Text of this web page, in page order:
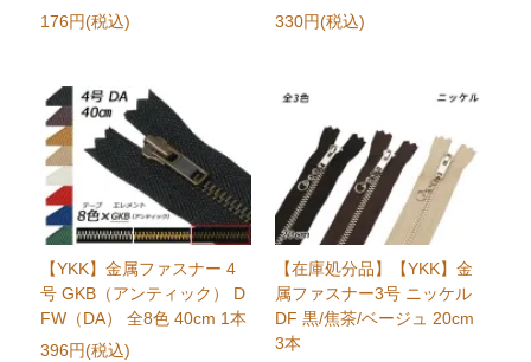
176円(税込)
330円(税込)
【YKK】金属ファスナー 4
号 GKB（アンティック） D
FW（DA） 全8色 40cm 1本
396円(税込)
【在庫処分品】【YKK】金
属ファスナー3号 ニッケル
DF 黒/焦茶/ベージュ 20cm
3本